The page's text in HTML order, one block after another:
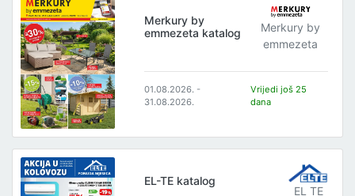
Merkury by
emmezeta katalog
Merkury by
emmezeta
01.08.2026. -
31.08.2026.
Vrijedi još 25
dana
EL-TE katalog
EL TE